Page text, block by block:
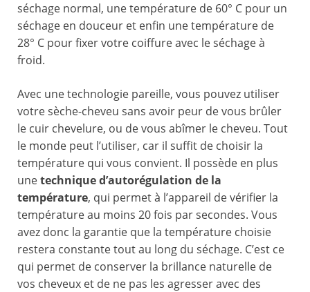
séchage normal, une température de 60° C pour un
séchage en douceur et enfin une température de
28° C pour fixer votre coiffure avec le séchage à
froid.
Avec une technologie pareille, vous pouvez utiliser
votre sèche-cheveu sans avoir peur de vous brûler
le cuir chevelure, ou de vous abîmer le cheveu. Tout
le monde peut l’utiliser, car il suffit de choisir la
température qui vous convient. Il possède en plus
unetechnique d’autorégulation de la
température, qui permet à l’appareil de vérifier la
température au moins 20 fois par secondes. Vous
avez donc la garantie que la température choisie
restera constante tout au long du séchage. C’est ce
qui permet de conserver la brillance naturelle de
vos cheveux et de ne pas les agresser avec des